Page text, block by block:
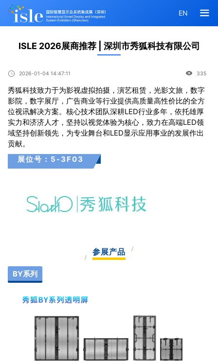
EN
ISLE 2026展商推荐 | 深圳市秀狐科技有限公司
2026-01-04 14:47:11 335
秀狐科技致力于为影视虚拟拍摄，演艺租赁，光影文旅，数字
影院，数字展厅，广告商业等行业提供高质量高性价比的全方
位视讯解决方案。核心技术团队深耕LED行业多年，依托雄厚
实力和济济人才，坚持以视觉体验为核心，致力在高端LED领
域坚持创新领先，为专业舞台和LED显示应用事业的发展作出
贡献。
展位号：5-3F03
参展产品
BY系列